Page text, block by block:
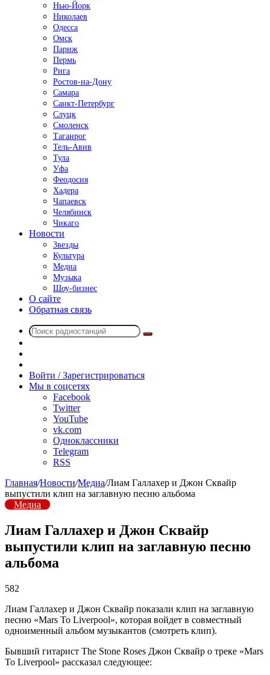
Нью-Йорк
Николаев
Одесса
Омск
Париж
Пермь
Рига
Ростов-на-Дону
Самара
Санкт-Петербург
Слуцк
Смоленск
Таганрог
Тель-Авив
Тула
Уфа
Феодосия
Хадера
Чапаевск
Челябинск
Чикаго
Новости
Звезды
Культура
Медиа
Музыка
Шоу-бизнес
О сайте
Обратная связь
Поиск
радио
Войти / Зарегистрироваться
Мы в соцсетях
Facebook
Twitter
YouTube
vk.com
Одноклассники
Telegram
RSS
Главная/Новости/Медиа/Лиам Галлахер и Джон Сквайр
выпустили клип на заглавную песню альбома
Медиа
Лиам Галлахер и Джон Сквайр
выпустили клип на заглавную песню
альбома
582
Лиам Галлахер и Джон Сквайр показали клип на заглавную
песню «Mars To Liverpool», которая войдет в совместный
одноименный альбом музыкантов (смотреть клип).
Бывший гитарист The Stone Roses Джон Сквайр о треке «Mars
To Liverpool» рассказал следующее: